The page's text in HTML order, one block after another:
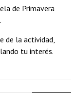
de Primavera
de la actividad,
tu interés.